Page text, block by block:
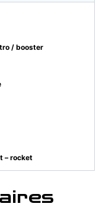
/ booster
– rocket